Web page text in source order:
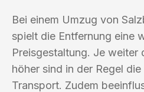
Bei einem Umzug von
spielt die Entfernung eine
Preisgestaltung. Je weiter
höher sind in der Regel
Transport. Zudem